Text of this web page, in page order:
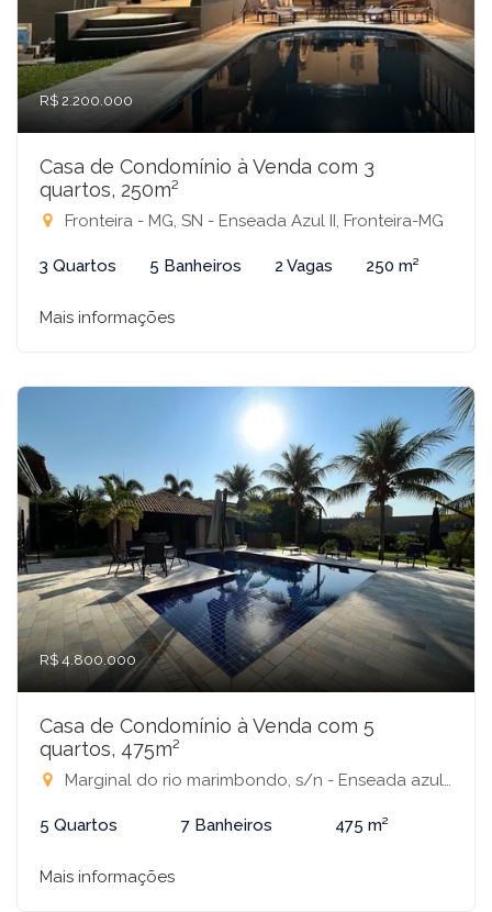
R$ 2.200.000
Casa de Condomínio à Venda com 3
quartos, 250m²
Fronteira - MG, SN - Enseada Azul II, Fronteira-MG
3 Quartos 5 Banheiros 2 Vagas 250 m²
Mais informações
R$ 4.800.000
Casa de Condomínio à Venda com 5
quartos, 475m²
Marginal do rio marimbondo, s/n - Enseada azul, Fronteira - MG, SN - Rio Grande, Fronteira-MG
5 Quartos 7 Banheiros 475 m²
Mais informações